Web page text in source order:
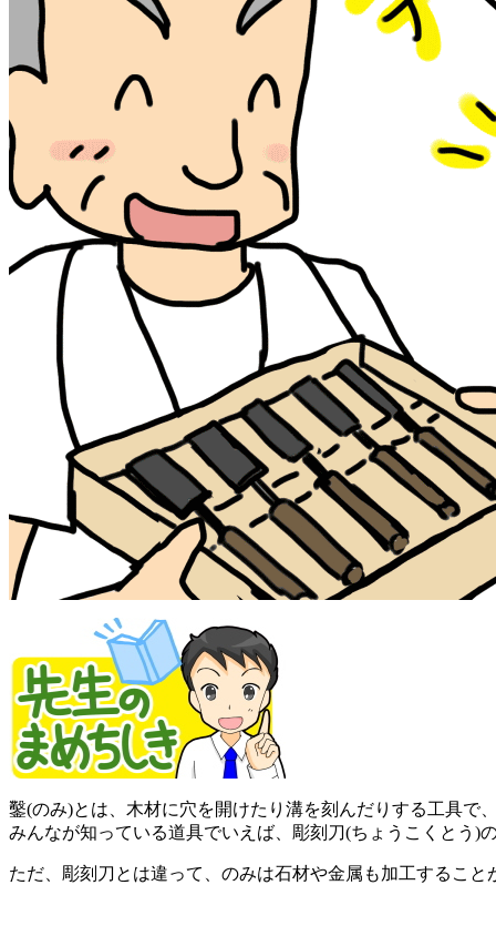
鑿(のみ)とは、木材に穴を開けたり溝を刻んだりする工具で
みんなが知っている道具でいえば、彫刻刀(ちょうこくとう)
ただ、彫刻刀とは違って、のみは石材や金属も加工すること